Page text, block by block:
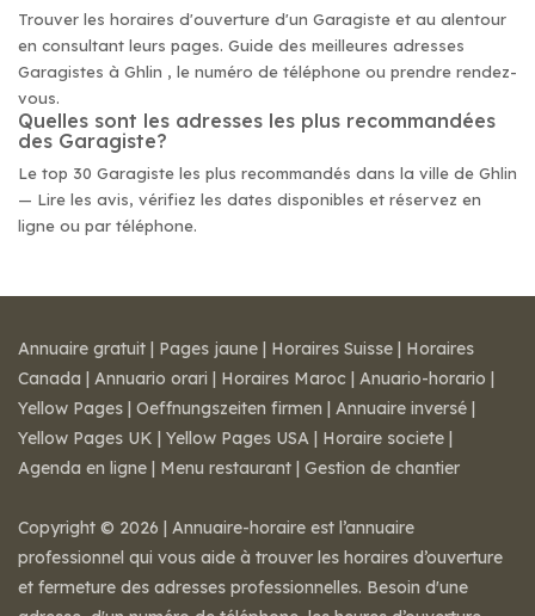
Trouver les horaires d'ouverture d'un Garagiste et au alentour
en consultant leurs pages. Guide des meilleures adresses
Garagistes à Ghlin , le numéro de téléphone ou prendre rendez-
vous.
Quelles sont les adresses les plus recommandées
des Garagiste?
Le top 30 Garagiste les plus recommandés dans la ville de Ghlin
— Lire les avis, vérifiez les dates disponibles et réservez en
ligne ou par téléphone.
Annuaire gratuit | Pages jaune | Horaires Suisse | Horaires
Canada | Annuario orari | Horaires Maroc | Anuario-horario |
Yellow Pages | Oeffnungszeiten firmen | Annuaire inversé |
Yellow Pages UK | Yellow Pages USA | Horaire societe |
Agenda en ligne | Menu restaurant | Gestion de chantier
Copyright © 2026 | Annuaire-horaire est l’annuaire
professionnel qui vous aide à trouver les horaires d’ouverture
et fermeture des adresses professionnelles. Besoin d'une